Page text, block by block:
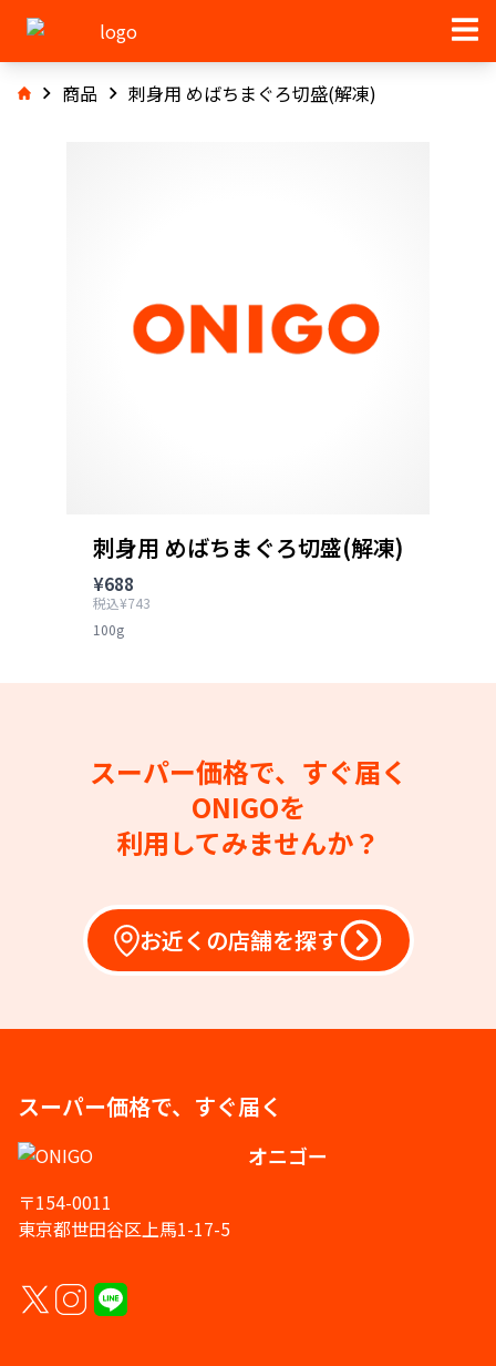
商品 刺身用 めばちまぐろ切盛(解凍)
刺身用 めばちまぐろ切盛(解凍)
¥688
税込¥743
100g
スーパー価格で、すぐ届く
ONIGOを
利用してみませんか？
お近くの店舗を探す
スーパー価格で、すぐ届く
オニゴー
〒154-0011
東京都世田谷区上馬1-17-5